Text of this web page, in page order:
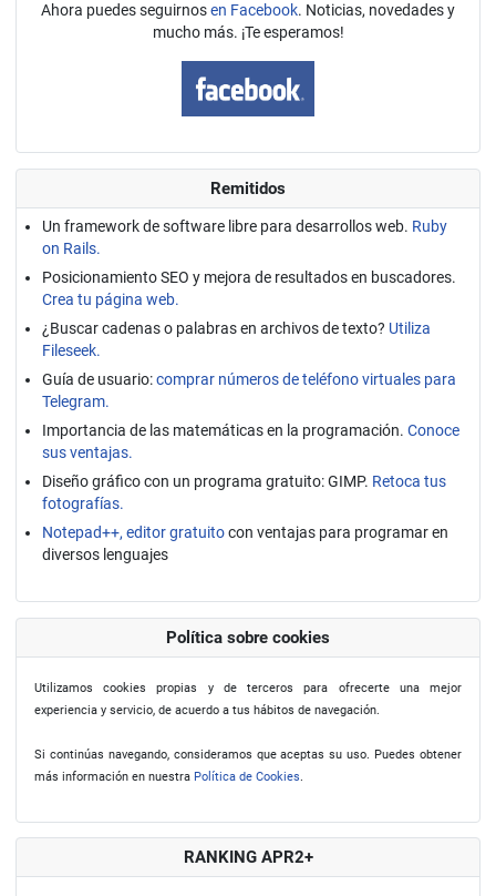
Ahora puedes seguirnosen Facebook. Noticias, novedades y
mucho más. ¡Te esperamos!
Remitidos
Un framework de software libre para desarrollos web. Ruby
on Rails.
Posicionamiento SEO y mejora de resultados en buscadores.
Crea tu página web.
¿Buscar cadenas o palabras en archivos de texto? Utiliza
Fileseek.
Guía de usuario:comprar números de teléfono virtuales para
Telegram.
Importancia de las matemáticas en la programación. Conoce
sus ventajas.
Diseño gráfico con un programa gratuito: GIMP. Retoca tus
fotografías.
Notepad++, editor gratuitocon ventajas para programar en
diversos lenguajes
Política sobre cookies
Utilizamos cookies propias y de terceros para ofrecerte una mejor
experiencia y servicio, de acuerdo a tus hábitos de navegación.
Si continúas navegando, consideramos que aceptas su uso. Puedes obtener
más información en nuestra Política de Cookies
RANKING APR2+